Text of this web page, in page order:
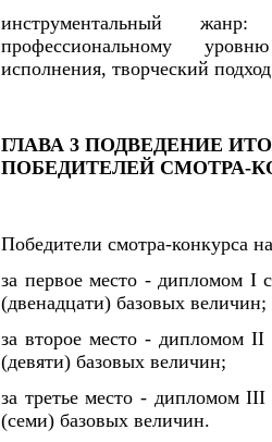
инструментальный
профессиональному
исполнения, творческий
ГЛАВА 3 ПОДВЕДЕНИЕ
ПОБЕДИТЕЛЕЙ СМОТРА-
Победители смотра-конкурса
за первое место - дипломом I
(двенадцати) базовых величин;
за второе место - дипломом
(девяти) базовых величин;
за третье место - дипломом
(семи) базовых величин.